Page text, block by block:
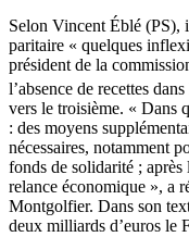
Selon Vincent Éblé (PS),
paritaire « quelques
président de la
l’absence de recettes dans
vers le troisième. « Dans
: des moyens
nécessaires, notamment
fonds de solidarité ;
relance économique », a
Montgolfier. Dans son
deux milliards d’euros le